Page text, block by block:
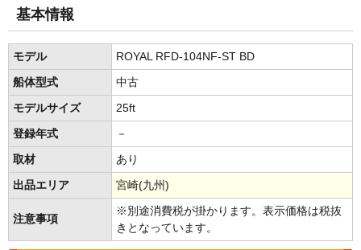
基本情報
モデル ROYAL RFD-104NF-ST BD
船体型式 中古
モデルサイズ 25ft
登録年式 －
取材 あり
出品エリア 宮崎(九州)
注意事項
※別途消費税が掛かります。表示価格は税抜
きとなっています。